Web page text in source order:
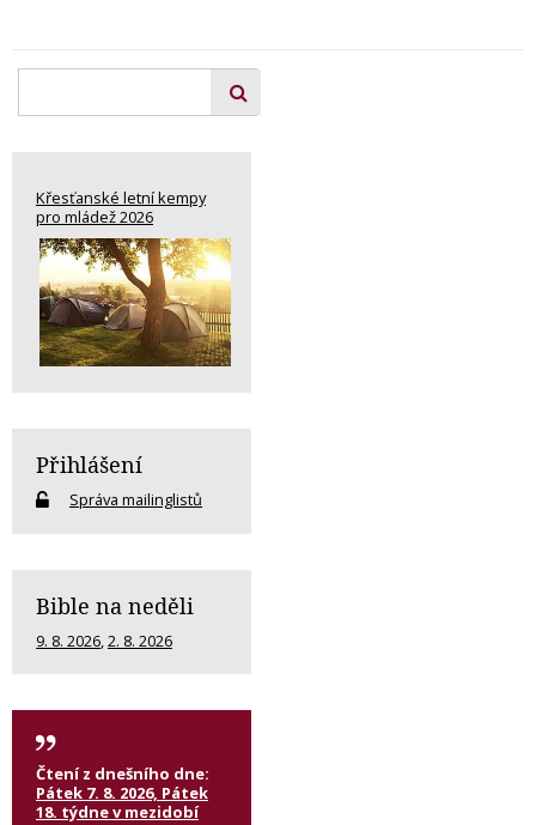
Křesťanské letní kempy
pro mládež 2026
Přihlášení
Správa mailinglistů
Bible na neděli
9. 8. 2026,2. 8. 2026
Čtení z dnešního dne:
Pátek 7. 8. 2026, Pátek
18. týdne v mezidobí